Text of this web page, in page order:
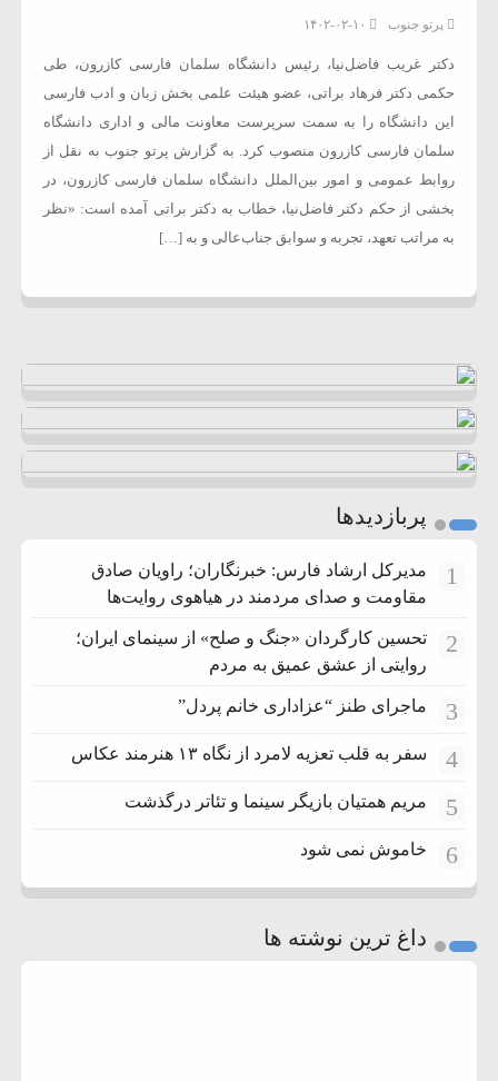
پرتو جنوب ۱۴۰۲-۰۲-۱۰
دکتر غریب فاضل‌نیا، رئیس دانشگاه سلمان فارسی کازرون، طی
حکمی دکتر فرهاد براتی، عضو هیئت علمی بخش زبان و ادب فارسی
این دانشگاه را به سمت سرپرست معاونت مالی و اداری دانشگاه
سلمان فارسی کازرون منصوب کرد. به گزارش پرتو جنوب به نقل از
روابط عمومی و امور بین‌الملل دانشگاه سلمان فارسی کازرون، در
بخشی از حکم دکتر فاضل‌نیا، خطاب به دکتر براتی آمده است: «نظر
به مراتب تعهد، تجربه و سوابق جناب‌عالی و به […]
پربازدیدها
1
مدیرکل ارشاد فارس: خبرنگاران؛ راویان صادق
مقاومت و صدای مردمند در هیاهوی روایت‌ها
2
تحسین کارگردان «جنگ و صلح» از سینمای ایران؛
روایتی از عشق عمیق به مردم
3 ماجرای طنز “عزاداری خانم پردل”
4 سفر به قلب تعزیه لامرد از نگاه ۱۳ هنرمند عکاس
5 مریم همتیان بازیگر سینما و تئاتر درگذشت
6 خاموش نمی شود
داغ ترین نوشته ها